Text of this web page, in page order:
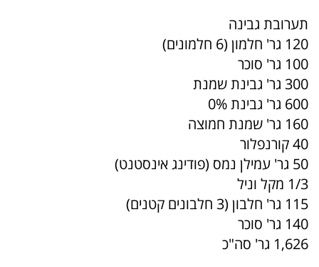
תערובת גבינה
120 גר' חלמון (6 חלמונים)
100 גר' סוכר
300 גר' גבינת שמנת
600 גר' גבינת 0%
160 גר' שמנת חמוצה
40 קורנפלור
50 גר' עמילן נמס (פודינג אינסטנט)
1/3 מקל וניל
115 גר' חלבון (3 חלבונים קטנים)
140 גר' סוכר
1,626 גר' סה"כ